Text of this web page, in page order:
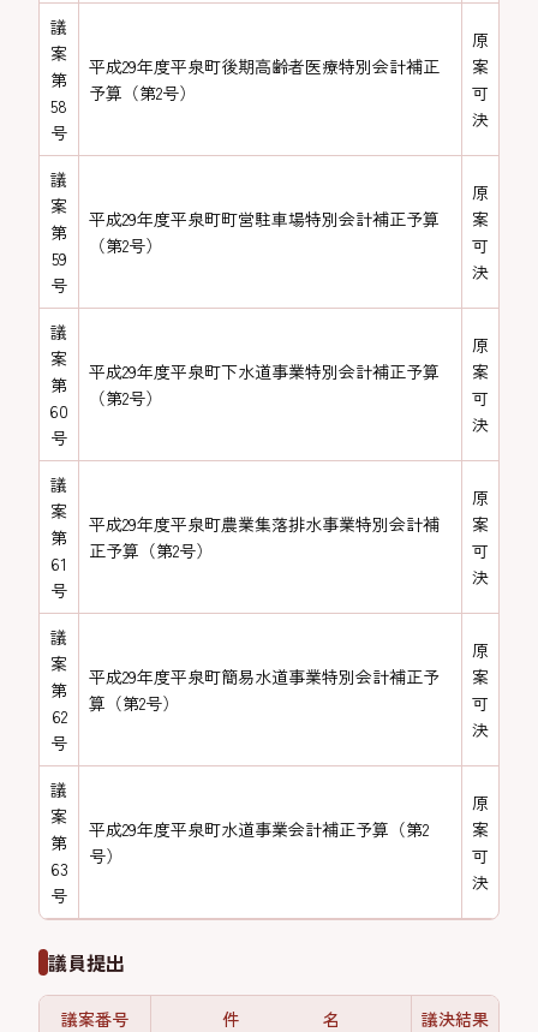
議
案
第
58
号
平成29年度平泉町後期高齢者医療特別会計補正
予算（第2号）
原
案
可
決
議
案
第
59
号
平成29年度平泉町町営駐車場特別会計補正予算
（第2号）
原
案
可
決
議
案
第
60
号
平成29年度平泉町下水道事業特別会計補正予算
（第2号）
原
案
可
決
議
案
第
61
号
平成29年度平泉町農業集落排水事業特別会計補
正予算（第2号）
原
案
可
決
議
案
第
62
号
平成29年度平泉町簡易水道事業特別会計補正予
算（第2号）
原
案
可
決
議
案
第
63
号
平成29年度平泉町水道事業会計補正予算（第2
号）
原
案
可
決
議員提出
議案番号 件 名 議決結果